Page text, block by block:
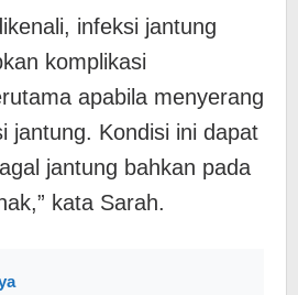
infeksi jantung
komplikasi
apabila menyerang
jantung. Kondisi ini dapat
jantung bahkan pada
kata Sarah.